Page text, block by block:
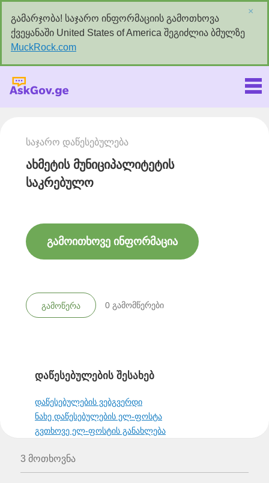
გამარჯობა! საჯარო ინფორმაციის გამოთხოვა
ქვეყანაში United States of America შეგიძლია ბმულზე
MuckRock.com
×
საჯარო დაწესებულება
ახმეტის მუნიციპალიტეტის
საკრებულო
გამოითხოვე ინფორმაცია
გამოწერა 0 გამომწერები
დაწესებულების შესახებ
დაწესებულების ვებგვერდი
ნახე დაწესებულების ელ-ფოსტა
გვთხოვე ელ-ფოსტის განახლება
3 მოთხოვნა